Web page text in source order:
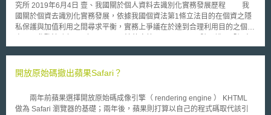
究所 2019年6月4日 壹、我國關於個人資料去識別化實務發展歷程 我
國關於個資去識別化實務發展，依據我國個資法第1條立法目的在個資之隱
私保護與加值利用之間尋求平衡，實務上爭議在於達到合理利用目的之個資
資料，運用各種技術予以去識別化，而依其呈現方式已無從直接或間接識別
私之前提下，資料於必要時應進行去識別化操作，確保特定個人無論直接或
所保有之個人就醫健保資料，加密後提供予國衛院建立健保研究資料庫，引
發當事人重大利益爭議，終審判決（最高行政法院106年判字第54號判決）
開放原始碼撤出蘋果Safari？
兩年前蘋果選擇開放原始碼成像引擎（ rendering engine ） KHTML
做為 Safari 瀏覽器的基礎；兩年後，蘋果則打算以自己的程式碼取代該引